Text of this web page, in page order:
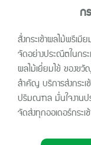
ก
สั่งกระเช้าผลไม้พรีเ
จัดอย่างประณีตในกร
ผลไม้เยี่ยมไข้ ของข
สำคัญ บริการส่งกระเ
ปริมณฑล มั่นใจงานป
จัดส่งทุกออเดอร์กระเ